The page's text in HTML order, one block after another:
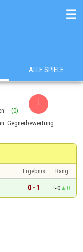
☰
ALLE SPIELE
(0)
Gegnerbewertung
Ergebnis
Rang
0 - 1 ~0 0